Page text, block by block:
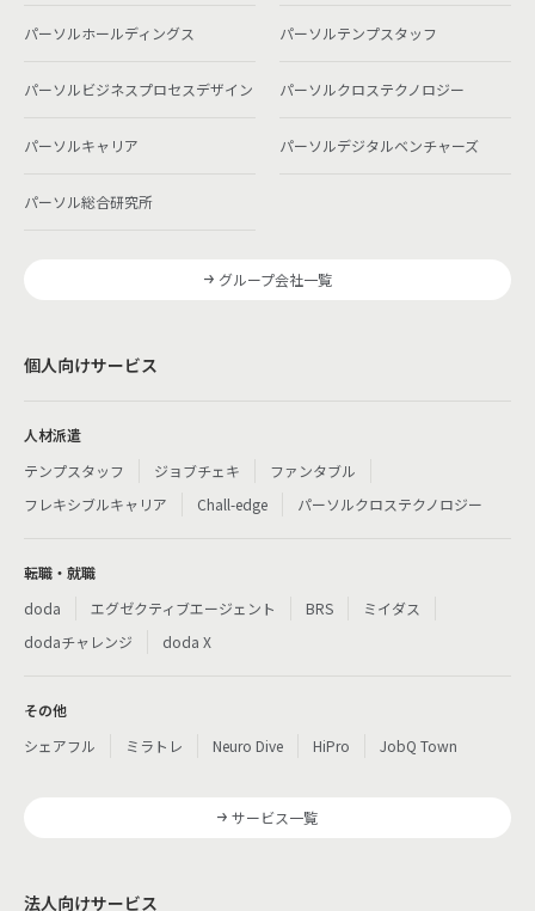
パーソルホールディングス パーソルテンプスタッフ
パーソルビジネスプロセスデザイン パーソルクロステクノロジー
パーソルキャリア パーソルデジタルベンチャーズ
パーソル総合研究所
グループ会社一覧
個人向けサービス
人材派遣
テンプスタッフ
ジョブチェキ
ファンタブル
フレキシブルキャリア
Chall-edge パーソルクロステクノロジー
転職・就職
doda
エグゼクティブエージェント BRS
ミイダス
dodaチャレンジ
doda X
その他
シェアフル
ミラトレ Neuro Dive HiPro JobQ Town
サービス一覧
法人向けサービス